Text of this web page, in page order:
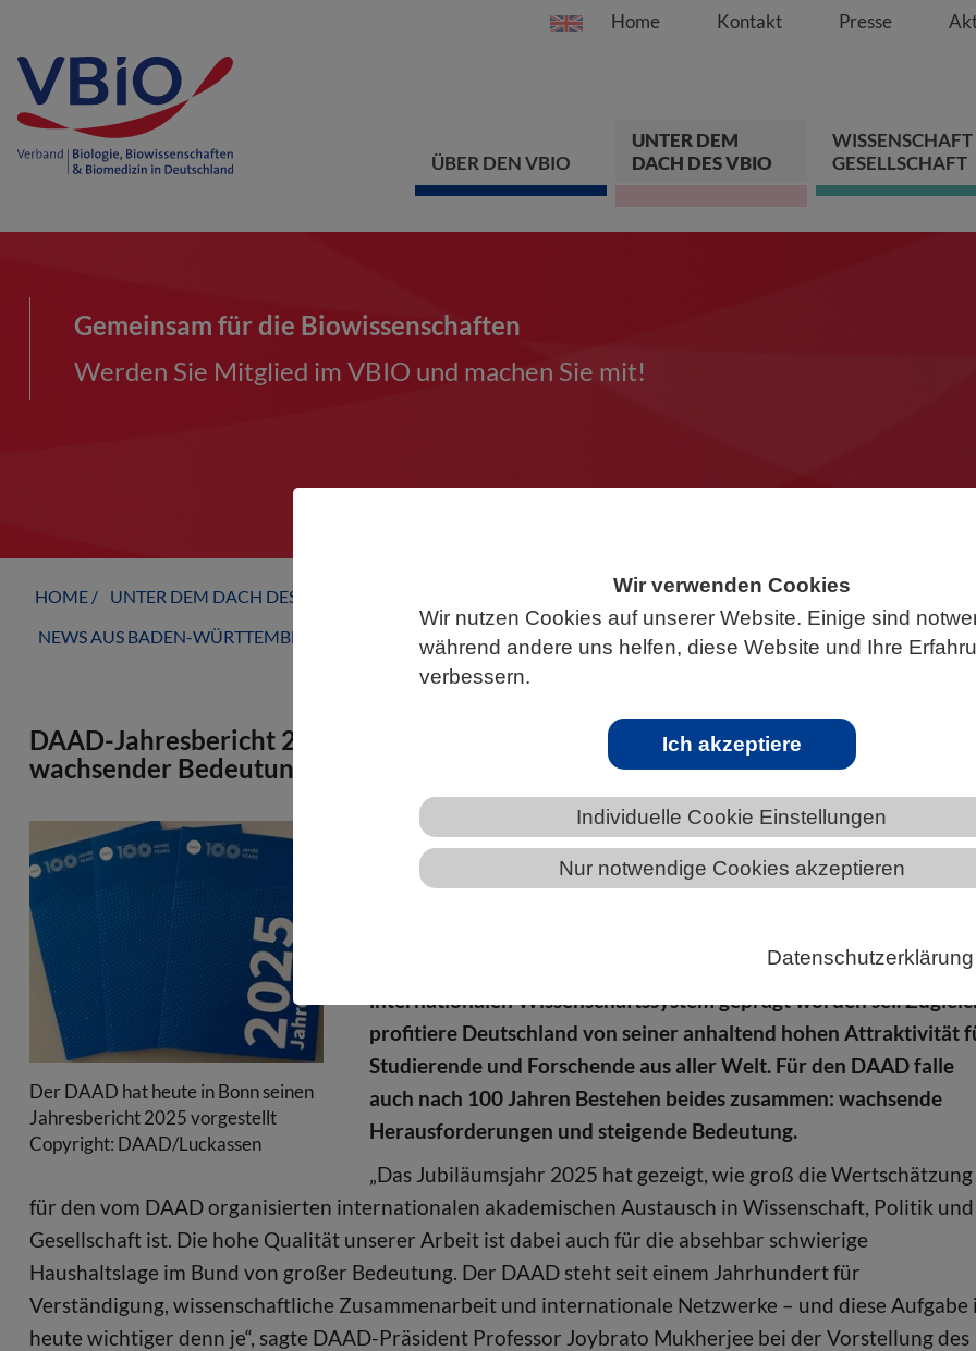
Wir verwenden Cookies
Wir nutzen Cookies auf unserer Website. Einige sind
während andere uns helfen, diese Website und Ihre
verbessern.
Ich akzeptiere
Individuelle Cookie Einstellungen
Nur notwendige Cookies akzeptieren
Datenschutzerklärung
Springe direkt zu:
Zum Hauptinhalt
Zur Hauptnavigation
Zur Footer-
Home Kontakt Presse
ÜBER DEN VBIO
UNTER DEM
DACH DES VBIO
GESELLSCHAFT
Gemeinsam für die Biowissenschaften
Werden Sie Mitglied im VBIO und machen Sie mit!
HOME UNTER DEM DACH DES VBIO
BADEN-WÜRTTEMBERG
NEWS AUS BADEN-WÜRTTEMBERG
DAAD-Jahresbericht 2025: Akademischer Austausch zwischen globalen Krisen
wachsender Bedeutung
Der DAAD hat heute in Bonn seinen
Jahresbericht 2025 vorgestellt
Copyright: DAAD/Luckassen
Der Deutsche Akademische Austauschdienst (DAAD) hat heute in
Bonn seinen Jahresbericht 2025 vorgestellt. DAAD-Präsident
Wettbewerbsbedingungen und neuen Unsicherheiten im
internationalen Wissenschaftssystem geprägt worden sei.
profitiere Deutschland von seiner anhaltend hohen Attraktivität
Studierende und Forschende aus aller Welt. Für den DAAD falle
auch nach 100 Jahren Bestehen beides zusammen: wachsende
Herausforderungen und steigende Bedeutung.
„Das Jubiläumsjahr 2025 hat gezeigt, wie groß die Wertschätzung
für den vom DAAD organisierten internationalen akademischen Austausch in Wissenschaft, Politik und
Gesellschaft ist. Die hohe Qualität unserer Arbeit ist dabei auch für die absehbar schwierige
Haushaltslage im Bund von großer Bedeutung. Der DAAD steht seit einem Jahrhundert für
Verständigung, wissenschaftliche Zusammenarbeit und internationale Netzwerke – und diese Aufgabe
heute wichtiger denn je“, sagte DAAD-Präsident Professor Joybrato Mukherjee bei der Vorstellung des